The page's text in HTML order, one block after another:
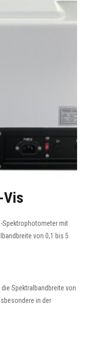
Vis
Spektrophotometer mit
von 0,1 bis 5
Spektralbandbreite von
in der